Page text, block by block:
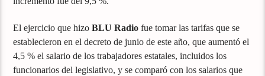
El ejercicio que hizo BLU Radio fue tomar las tarifas que se
establecieron en el decreto de junio de este año, que aumentó el
4,5 % el salario de los trabajadores estatales, incluidos los
funcionarios del legislativo, y se comparó con los salarios que